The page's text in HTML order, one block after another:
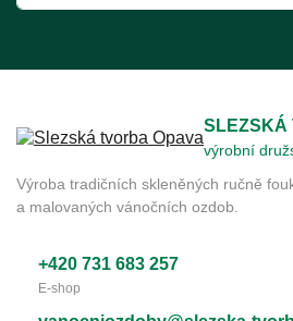
SLEZSKÁ
výrobní
Výroba tradičních skleněných ručně
a malovaných vánočních ozdob.
+420 731 683 257
E-shop